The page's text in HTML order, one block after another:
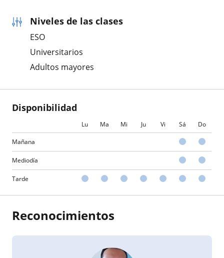
Niveles de las clases
ESO
Universitarios
Adultos mayores
Disponibilidad
Lu Ma Mi Ju Vi Sá Do
Mañana
Mediodía
Tarde
Reconocimientos